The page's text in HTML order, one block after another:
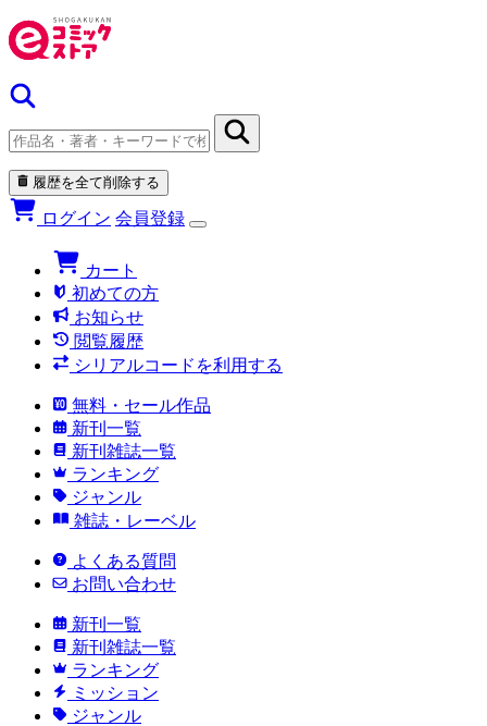
履歴を全て削除する
ログイン 会員登録
カート
初めての方
お知らせ
閲覧履歴
シリアルコードを利用する
無料・セール作品
新刊一覧
新刊雑誌一覧
ランキング
ジャンル
雑誌・レーベル
よくある質問
お問い合わせ
新刊一覧
新刊雑誌一覧
ランキング
ミッション
ジャンル